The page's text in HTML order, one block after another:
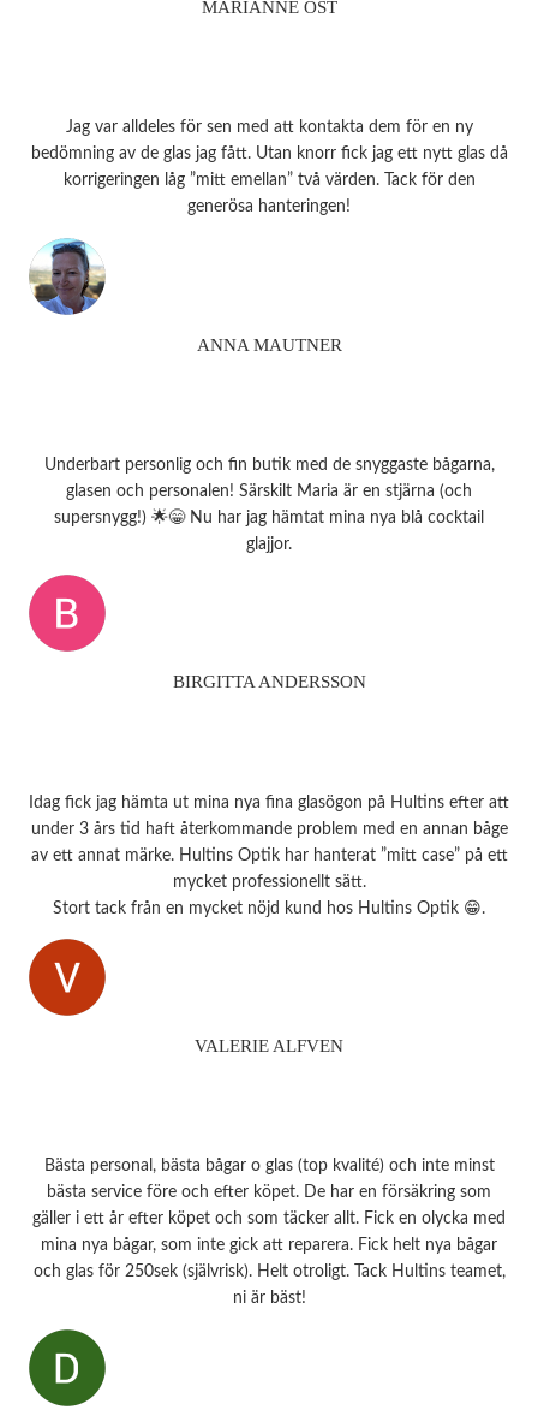
MARIANNE ÖST
Jag var alldeles för sen med att kontakta dem för en ny
bedömning av de glas jag fått. Utan knorr fick jag ett nytt glas då
korrigeringen låg ”mitt emellan” två värden. Tack för den
generösa hanteringen!
ANNA MAUTNER
Underbart personlig och fin butik med de snyggaste bågarna,
glasen och personalen! Särskilt Maria är en stjärna (och
supersnygg!) 🌟😁 Nu har jag hämtat mina nya blå cocktail
glajjor.
BIRGITTA ANDERSSON
Idag fick jag hämta ut mina nya fina glasögon på Hultins efter att
under 3 års tid haft återkommande problem med en annan båge
av ett annat märke. Hultins Optik har hanterat ”mitt case” på ett
mycket professionellt sätt.
Stort tack från en mycket nöjd kund hos Hultins Optik 😁.
VALERIE ALFVEN
Bästa personal, bästa bågar o glas (top kvalité) och inte minst
bästa service före och efter köpet. De har en försäkring som
gäller i ett år efter köpet och som täcker allt. Fick en olycka med
mina nya bågar, som inte gick att reparera. Fick helt nya bågar
och glas för 250sek (självrisk). Helt otroligt. Tack Hultins teamet,
ni är bäst!